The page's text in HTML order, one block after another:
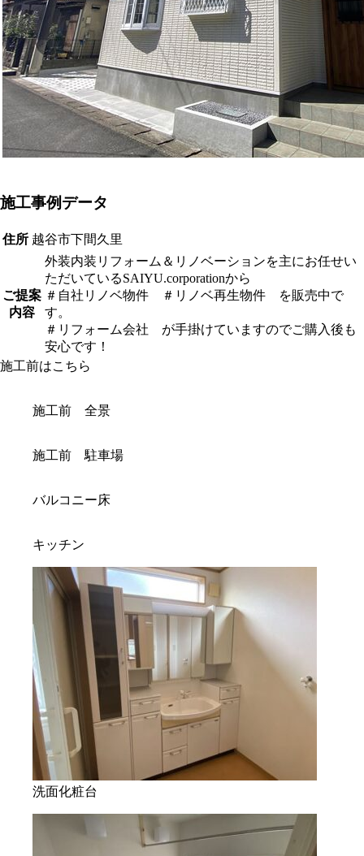
施工事例データ
住所 越谷市下間久里
ご提案
内容
外装内装リフォーム＆リノベーションを主にお任せい
ただいているSAIYU.corporationから
＃自社リノベ物件 ＃リノベ再生物件 を販売中で
す。
＃リフォーム会社 が手掛けていますのでご購入後も
安心です！
施工前はこちら
施工前 全景
施工前 駐車場
バルコニー床
キッチン
洗面化粧台